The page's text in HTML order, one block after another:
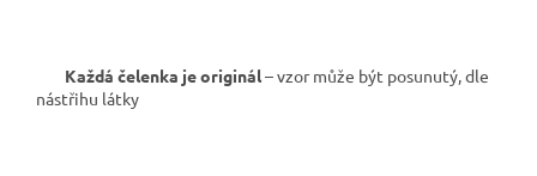
Každá čelenka je originál– vzor může být posunutý, dle
nástřihu látky